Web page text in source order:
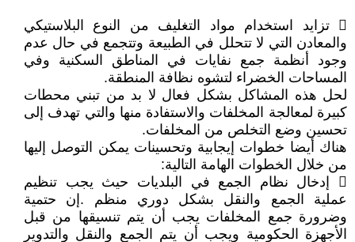
 تزايد استخدام مواد التغليف من النوع البلاستيكي
والمعادن التي لا تتحلل في الطبيعة وتتجمع في حال عدم
وجود أنظمة جمع نفايات في المناطق السكنية وفي
المساحات الخضراء لتشوه نظافة المنطقة.
لحل هذه المشاكل بشكل فعال لا بد من تبني محطات
كبيرة لمعالجة المخلفات والاستفادة منها والتي تهدف إلى
تحسين وضع التخلص من المخلفات.
هناك أيضا خطوات إيجابية وتحسينات يمكن التوصل إليها
من خلال الخطوات الهامة التالية:
 إدخال نظام الجمع في البلديات حيث يجب تنظيم
عملية الجمع والنقل بشكل دوري منظم .إن حتمية
وضرورة جمع المخلفات يجب أن يتم تنسيقها من قبل
الأجهزة الحكومية ويجب أن يتم الجمع والنقل والتدوير